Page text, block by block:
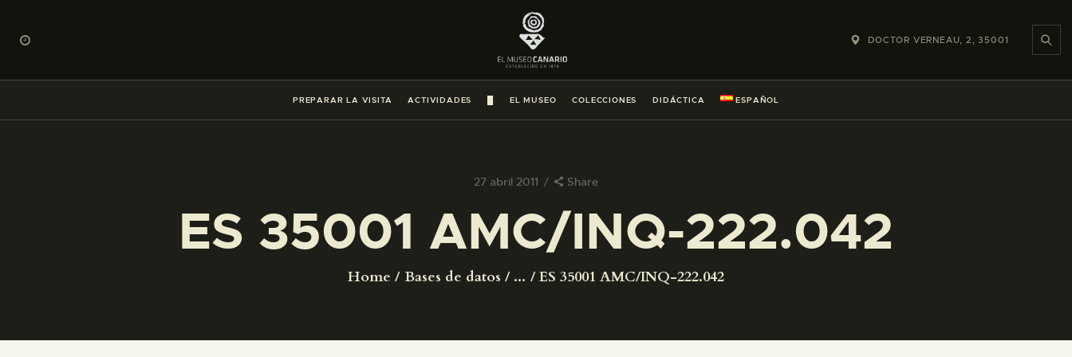
DOCTOR VERNEAU, 2, 35001
PREPARAR LA VISITA ACTIVIDADES EL MUSEO COLECCIONES DIDÁCTICA ESPAÑOL
27 abril 2011 Share
ES 35001 AMC/INQ-222.042
Home Bases de datos ... ES 35001 AMC/INQ-222.042
PREPARAR LA VISITA
ACTIVIDADES
█
COLECCIONES
DIDÁCTICA